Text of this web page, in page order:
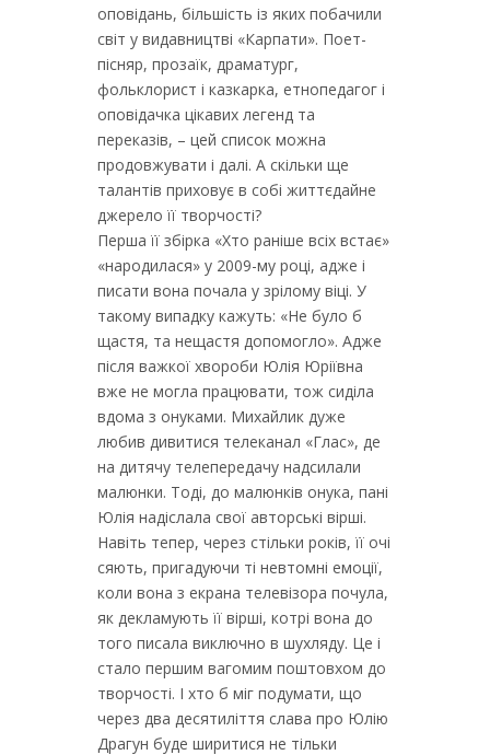
оповідань, більшість із яких побачили
світ у видавництві «Карпати». Поет-
пісняр, прозаїк, драматург,
фольклорист і казкарка, етнопедагог і
оповідачка цікавих легенд та
переказів, – цей список можна
продовжувати і далі. А скільки ще
талантів приховує в собі життєдайне
джерело її творчості?
Перша її збірка «Хто раніше всіх встає»
«народилася» у 2009-му році, адже і
писати вона почала у зрілому віці. У
такому випадку кажуть: «Не було б
щастя, та нещастя допомогло». Адже
після важкої хвороби Юлія Юріївна
вже не могла працювати, тож сиділа
вдома з онуками. Михайлик дуже
любив дивитися телеканал «Глас», де
на дитячу телепередачу надсилали
малюнки. Тоді, до малюнків онука, пані
Юлія надіслала свої авторські вірші.
Навіть тепер, через стільки років, її очі
сяють, пригадуючи ті невтомні емоції,
коли вона з екрана телевізора почула,
як декламують її вірші, котрі вона до
того писала виключно в шухляду. Це і
стало першим вагомим поштовхом до
творчості. І хто б міг подумати, що
через два десятиліття слава про Юлію
Драгун буде ширитися не тільки